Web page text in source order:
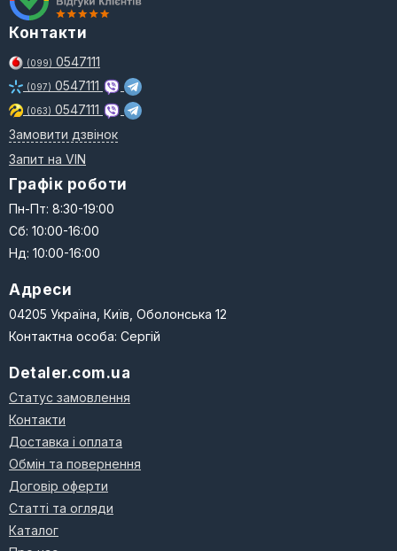
Контакти
(099) 0547111
(097) 0547111
(063) 0547111
Замовити дзвінок
Запит на VIN
Графік роботи
Пн-Пт: 8:30-19:00
Сб: 10:00-16:00
Нд: 10:00-16:00
Адреси
04205 Україна, Київ, Оболонська 12
Контактна особа: Сергій
Detaler.com.ua
Статус замовлення
Контакти
Доставка і оплата
Обмін та повернення
Договір оферти
Статті та огляди
Каталог